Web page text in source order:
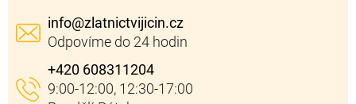
info@zlatnictvijicin.cz
+420 608311204